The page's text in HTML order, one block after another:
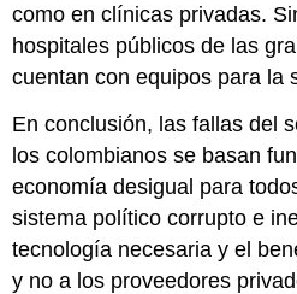
como en clínicas privadas.
hospitales públicos de las
cuentan con equipos para la
En conclusión, las fallas del
los colombianos se basan
economía desigual para
sistema político corrupto e
tecnología necesaria y el
y no a los proveedores